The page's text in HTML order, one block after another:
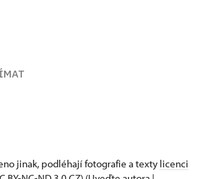
jinak, podléhají fotografie a texty licenci